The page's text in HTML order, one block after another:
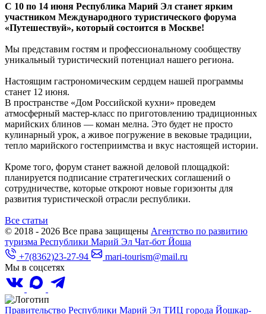
С 10 по 14 июня Республика Марий Эл станет ярким
участником Международного туристического форума
«Путешествуй», который состоится в Москве!
Мы представим гостям и профессиональному сообществу
уникальный туристический потенциал нашего региона.
Настоящим гастрономическим сердцем нашей программы
станет 12 июня.
В пространстве «Дом Российской кухни» проведем
атмосферный мастер-класс по приготовлению традиционных
марийских блинов — коман мелна. Это будет не просто
кулинарный урок, а живое погружение в вековые традиции,
тепло марийского гостеприимства и вкус настоящей истории.
Кроме того, форум станет важной деловой площадкой:
планируется подписание стратегических соглашений о
сотрудничестве, которые откроют новые горизонты для
развития туристической отрасли республики.
Все статьи
© 2018 - 2026 Все права защищены Агентство по развитию
туризма Республики Марий Эл Чат-бот Йоша
+7(8362)23-27-94
mari-tourism@mail.ru
Мы в соцсетях
Правительство Республики Марий Эл ТИЦ города Йошкар-